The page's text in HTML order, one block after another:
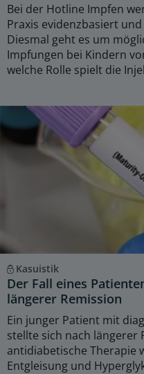
Bei der Hotline Impfen
Praxis evidenzbasiert
Diesmal geht es um
Impfungen bei Kindern
welche Rolle spielt die
Kasuistik
Der Fall eines
längerer Remission
Ein junger Patient mit
stellte sich nach längerer
antidiabetische Therapie
Entgleisung und